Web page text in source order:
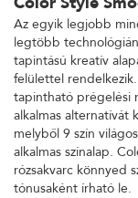
Az egyik legjobb
legtöbb
tapintású kreatív
felülettel
tapintható prégelési
alkalmas alternatívát
melyből 9 szín
alkalmas színalap.
rózsakvarc könnyed
tónusaként írható le.